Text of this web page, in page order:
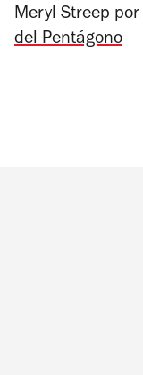
Meryl Streep por
del Pentágono